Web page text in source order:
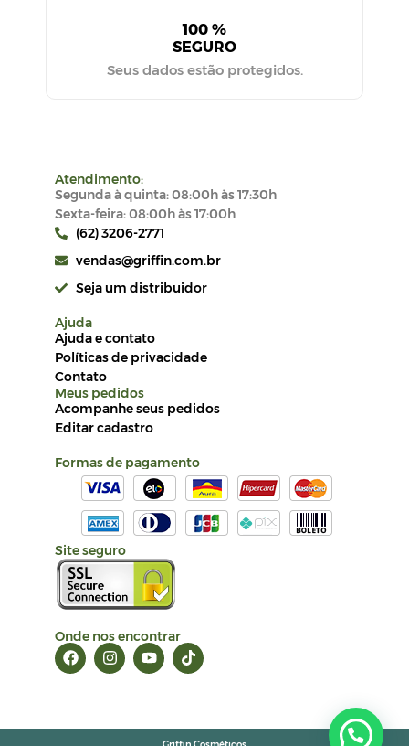
100 %
SEGURO
Seus dados estão protegidos.
Atendimento:
Segunda à quinta: 08:00h às 17:30h
Sexta-feira: 08:00h às 17:00h
(62) 3206-2771
vendas@griffin.com.br
Seja um distribuidor
Ajuda
Ajuda e contato
Políticas de privacidade
Contato
Meus pedidos
Acompanhe seus pedidos
Editar cadastro
Formas de pagamento
Site seguro
Onde nos encontrar